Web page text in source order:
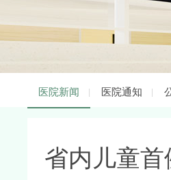
医院新闻 医院通知
省内儿童